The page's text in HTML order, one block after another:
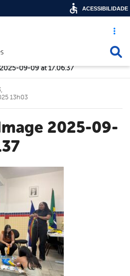
Acesso
09-09 at 17.06.37
13h03
ACESSIBILIDADE